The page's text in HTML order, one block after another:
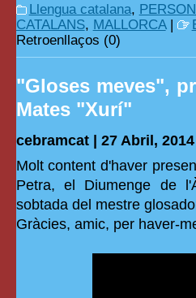
Llengua catalana,
CATALANS, MALLORCA|
Retroenllaços (0)
"Gloses meves",
Mates "Xurí"
cebramcat | 27 Abril,
Molt content d'haver
Petra, el Diumenge de
sobtada del mestre
Gràcies, amic, per haver-